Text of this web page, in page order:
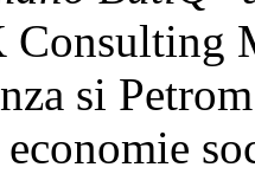
si